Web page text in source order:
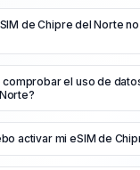
de Chipre del Norte
el uso de
activar mi eSIM de